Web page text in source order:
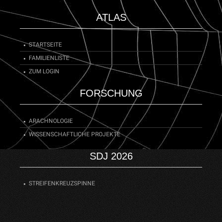
ATLAS
STARTSEITE
FAMILIENLISTE
ZUM LOGIN
FORSCHUNG
ARACHNOLOGIE
WISSENSCHAFTLICHE PROJEKTE
SDJ 2026
STREIFENKREUZSPINNE